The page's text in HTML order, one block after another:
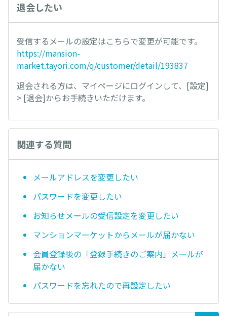
退会したい
受信するメールの設定はこちらで変更が可能です。
https://mansion-
market.tayori.com/q/customer/detail/193837
退会される方は、マイページにログインして、[設定]
> [退会]からお手続きいただけます。
関連する質問
メールアドレスを変更したい
パスワードを変更したい
お知らせメールの受信設定を変更したい
マンションマーケットからメールが届かない
会員登録後の「登録手続きのご案内」メールが
届かない
パスワードを忘れたので再設定したい